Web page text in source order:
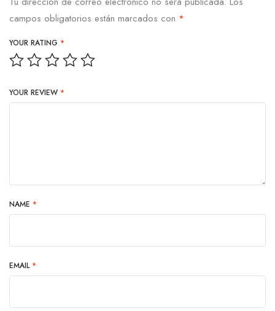
campos obligatorios están marcados con *
YOUR RATING *
YOUR REVIEW *
NAME *
EMAIL *